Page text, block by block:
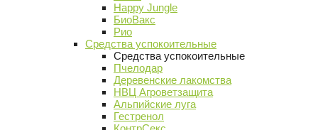
Happy Jungle
БиоВакс
Рио
Средства успокоительные
Средства успокоительные
Пчелодар
Деревенские лакомства
НВЦ Агроветзащита
Альпийские луга
Гестренол